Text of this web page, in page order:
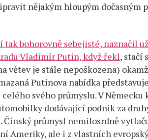
nějakým hloupým dočasným
tak bohorovně sebejisté, naznačil
Vladimír Putin, když řekl, stačí
větev je stále nepoškozena)
Putinova nabídka
svého průmyslu. V
dodávající podnik za
. Čínský průmysl nemilosrdně
Ameriky, ale i z vlastních